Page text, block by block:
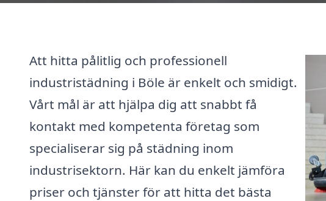
Att hitta pålitlig och professionell
industristädning i Böle är enkelt och smidigt.
Vårt mål är att hjälpa dig att snabbt få
kontakt med kompetenta företag som
specialiserar sig på städning inom
industrisektorn. Här kan du enkelt jämföra
priser och tjänster för att hitta det bästa